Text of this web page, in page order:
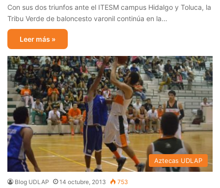
Con sus dos triunfos ante el ITESM campus Hidalgo y Toluca, la
Tribu Verde de baloncesto varonil continúa en la…
Leer más »
Aztecas UDLAP
Blog UDLAP 14 octubre, 2013 753